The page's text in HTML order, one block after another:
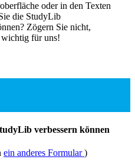
oder in den Texten
die StudyLib
Zögern Sie nicht,
wichtig für uns!
verbessern können
ein anderes Formular)